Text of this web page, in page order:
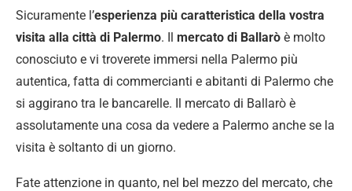
Sicuramente l’esperienza più caratteristica della vostra
visita alla città di Palermo. Il mercato di Ballarò è molto
conosciuto e vi troverete immersi nella Palermo più
autentica, fatta di commercianti e abitanti di Palermo che
si aggirano tra le bancarelle. Il mercato di Ballarò è
assolutamente una cosa da vedere a Palermo anche se la
visita è soltanto di un giorno.
Fate attenzione in quanto, nel bel mezzo del mercato, che